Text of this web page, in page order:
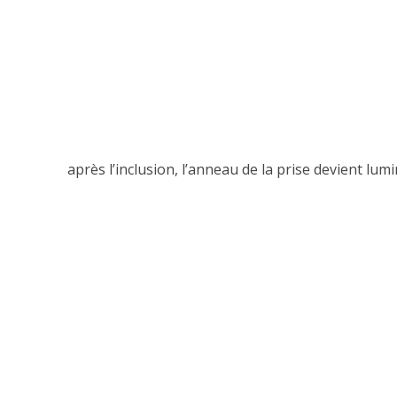
après l’inclusion, l’anneau de la prise devient